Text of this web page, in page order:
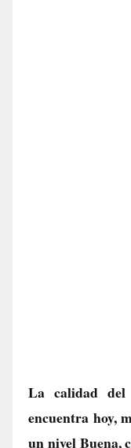
La calidad
encuentra hoy,
un nivelBuena,